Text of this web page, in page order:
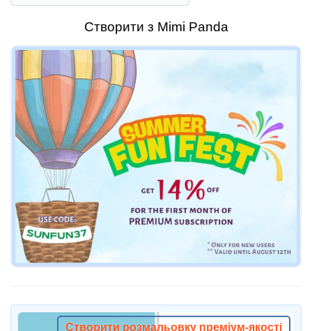
Створити з Mimi Panda
Створити розмальовку преміум-якості